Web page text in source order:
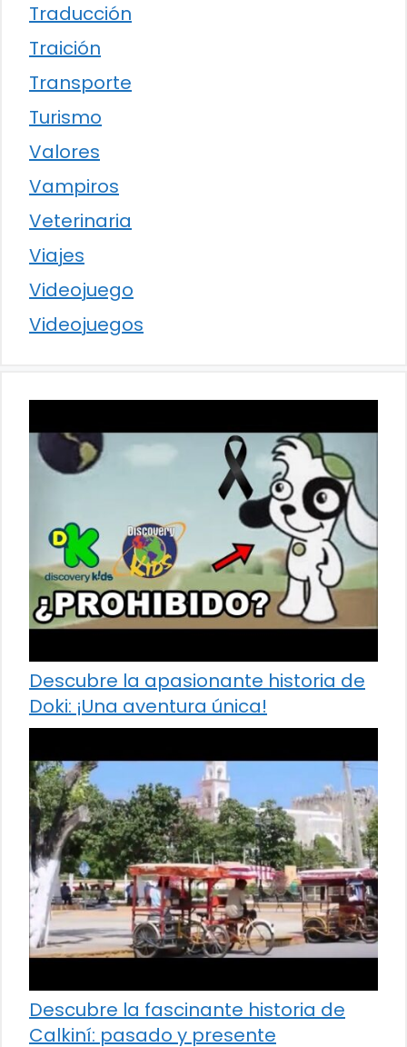
Traducción
Traición
Transporte
Turismo
Valores
Vampiros
Veterinaria
Viajes
Videojuego
Videojuegos
Descubre la apasionante historia de
Doki: ¡Una aventura única!
Descubre la fascinante historia de
Calkiní: pasado y presente